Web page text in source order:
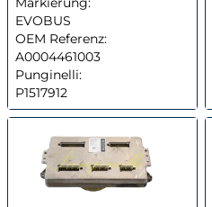
EVOBUS
OEM Referenz:
A0004461003
Punginelli:
P1517912